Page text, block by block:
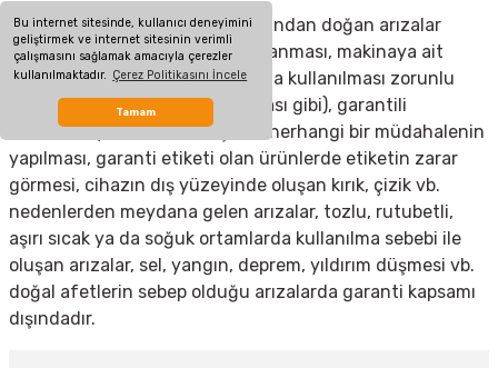
Bu internet sitesinde, kullanıcı deneyimini
geliştirmek ve internet sitesinin verimli
çalışmasını sağlamak amacıyla çerezler
kullanılmaktadır. Çerez Politikasını İncele
Tamam
Elektrik ve kullanıcının kullanımından doğan arızalar
(elektrik kesilmesi, voltaj dalgalanması, makinaya ait
olmayan aksesuar takılması yada kullanılması zorunlu
olan aksesuarların kullanılmaması gibi), garantili
ürünlerde yetkili servis dışında herhangi bir müdahalenin
yapılması, garanti etiketi olan ürünlerde etiketin zarar
görmesi, cihazın dış yüzeyinde oluşan kırık, çizik vb.
nedenlerden meydana gelen arızalar, tozlu, rutubetli,
aşırı sıcak ya da soğuk ortamlarda kullanılma sebebi ile
oluşan arızalar, sel, yangın, deprem, yıldırım düşmesi vb.
doğal afetlerin sebep olduğu arızalarda garanti kapsamı
dışındadır.